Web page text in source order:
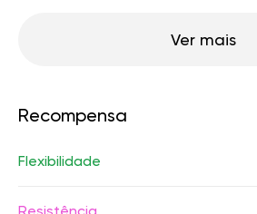
Ver mais
Recompensa
Flexibilidade